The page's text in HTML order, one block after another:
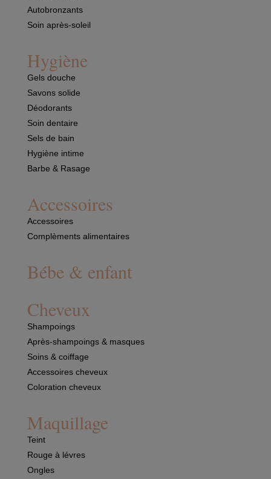
Autobronzants
Soin après-soleil
Hygiène
Gels douche
Savons solide
Déodorants
Soin dentaire
Sels de bain
Hygiène intime
Barbe & Rasage
Accessoires
Accessoires
Complèments alimentaires
Bébe & enfant
Cheveux
Shampoings
Après-shampoings & masques
Soins & coiffage
Accessoires cheveux
Coloration cheveux
Maquillage
Teint
Rouge à lévres
Ongles